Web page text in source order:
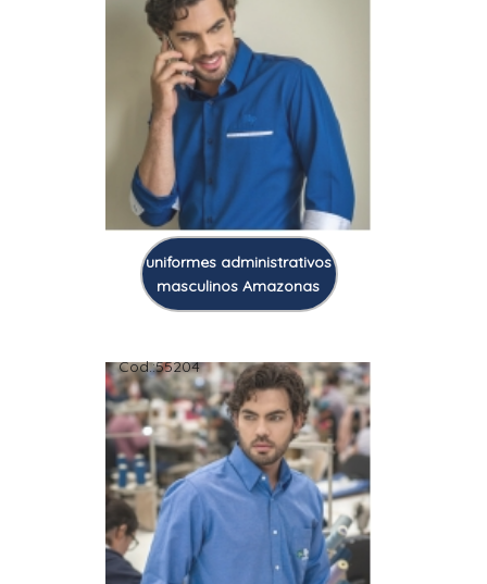
uniformes administrativos
masculinos Amazonas
Cod.:55204